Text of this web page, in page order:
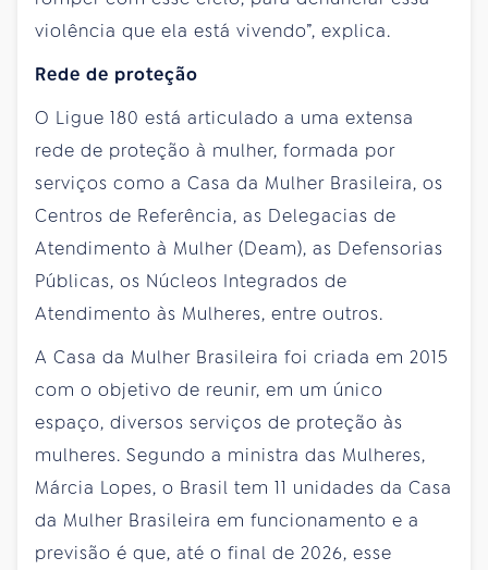
violência que ela está vivendo”, explica.
Rede de proteção
O Ligue 180 está articulado a uma extensa
rede de proteção à mulher, formada por
serviços como a Casa da Mulher Brasileira, os
Centros de Referência, as Delegacias de
Atendimento à Mulher (Deam), as Defensorias
Públicas, os Núcleos Integrados de
Atendimento às Mulheres, entre outros.
A Casa da Mulher Brasileira foi criada em 2015
com o objetivo de reunir, em um único
espaço, diversos serviços de proteção às
mulheres. Segundo a ministra das Mulheres,
Márcia Lopes, o Brasil tem 11 unidades da Casa
da Mulher Brasileira em funcionamento e a
previsão é que, até o final de 2026, esse